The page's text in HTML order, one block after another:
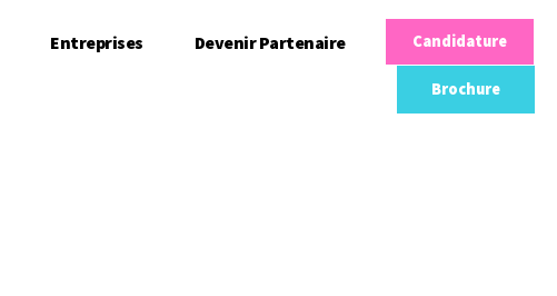
Entreprises Devenir Partenaire Candidature
Brochure